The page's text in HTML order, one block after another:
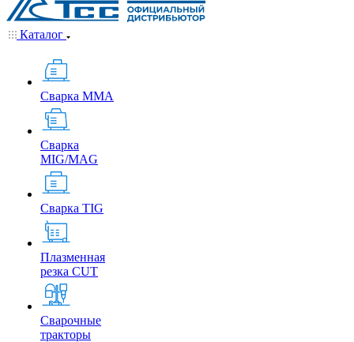
Каталог
Сварка MMA
Сварка
MIG/MAG
Сварка TIG
Плазменная
резка CUT
Сварочные
тракторы